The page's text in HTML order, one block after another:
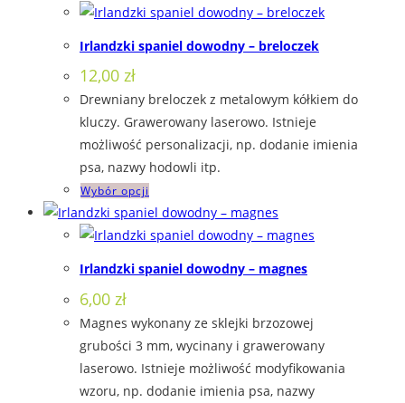
Irlandzki spaniel dowodny – breloczek
12,00 zł
Drewniany breloczek z metalowym kółkiem do
kluczy. Grawerowany laserowo. Istnieje
możliwość personalizacji, np. dodanie imienia
psa, nazwy hodowli itp.
Wybór opcji
Irlandzki spaniel dowodny – magnes
6,00 zł
Magnes wykonany ze sklejki brzozowej
grubości 3 mm, wycinany i grawerowany
laserowo. Istnieje możliwość modyfikowania
wzoru, np. dodanie imienia psa, nazwy